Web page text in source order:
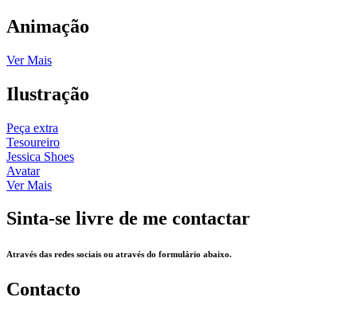
Animação
Ver Mais
Ilustração
Peça extra
Tesoureiro
Jessica Shoes
Avatar
Ver Mais
Sinta-se livre de me contactar
Através das redes sociais ou através do formulário abaixo.
Contacto